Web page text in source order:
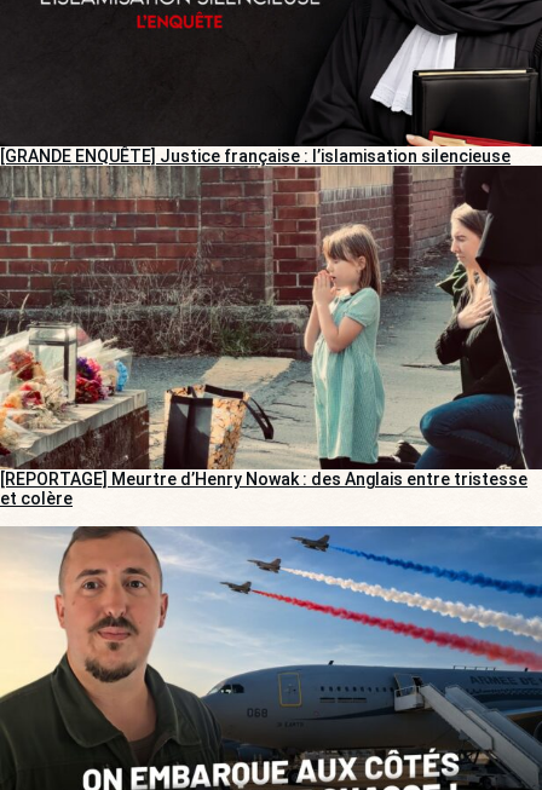
[GRANDE ENQUÊTE] Justice française : l’islamisation silencieuse
[REPORTAGE] Meurtre d’Henry Nowak : des Anglais entre tristesse
et colère